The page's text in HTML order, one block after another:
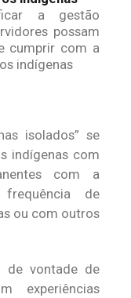
a gestão
possam
cumprir com a
indígenas
isolados” se
indígenas com
com a
de
ou com outros
de vontade de
experiências